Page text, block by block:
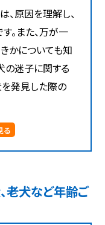
、原因を理解し、
。また、万が一
かについても知
の迷子に関する
発見した際の
る
老犬など年齢ご